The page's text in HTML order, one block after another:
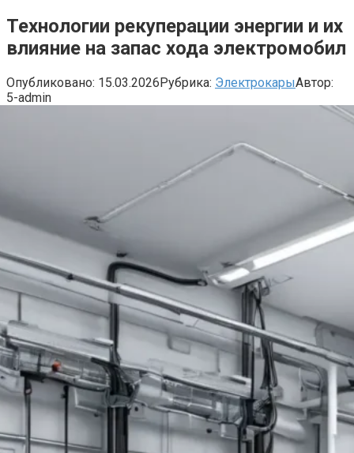
Технологии рекуперации энергии и их
влияние на запас хода электромобил
Опубликовано: 15.03.2026Рубрика: ЭлектрокарыАвтор:
5-admin